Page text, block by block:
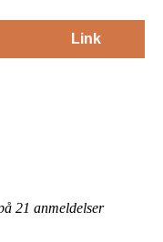
Link
21 anmeldelser